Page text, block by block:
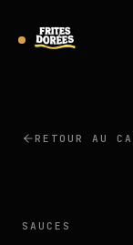
RETOUR AU
SAUCES